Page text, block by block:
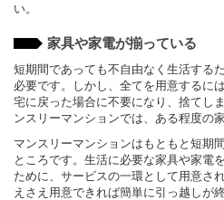
い。
家具や家電が揃っている
短期間であっても不自由なく生活する
必要です。しかし、全てを用意するに
宅に戻った場合に不要になり、捨てし
ンスリーマンションでは、ある程度の
マンスリーマンションはもともと短期
ところです。生活に必要な家具や家電
ために、サービスの一環として用意さ
えさえ用意できれば簡単に引っ越しが